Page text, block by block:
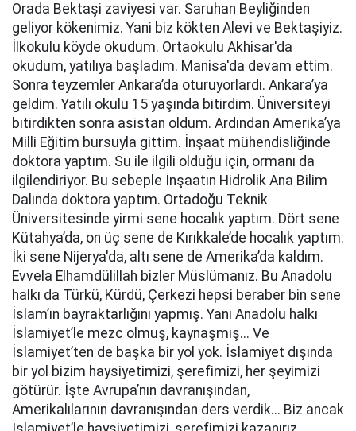
Orada Bektaşi zaviyesi var. Saruhan Beyliğinden
geliyor kökenimiz. Yani biz kökten Alevi ve Bektaşiyiz.
İlkokulu köyde okudum. Ortaokulu Akhisar'da
okudum, yatılıya başladım. Manisa'da devam ettim.
Sonra teyzemler Ankara’da oturuyorlardı. Ankara’ya
geldim. Yatılı okulu 15 yaşında bitirdim. Üniversiteyi
bitirdikten sonra asistan oldum. Ardından Amerika’ya
Milli Eğitim bursuyla gittim. İnşaat mühendisliğinde
doktora yaptım. Su ile ilgili olduğu için, ormanı da
ilgilendiriyor. Bu sebeple İnşaatın Hidrolik Ana Bilim
Dalında doktora yaptım. Ortadoğu Teknik
Üniversitesinde yirmi sene hocalık yaptım. Dört sene
Kütahya’da, on üç sene de Kırıkkale’de hocalık yaptım.
İki sene Nijerya'da, altı sene de Amerika’da kaldım.
Evvela Elhamdülillah bizler Müslümanız. Bu Anadolu
halkı da Türkü, Kürdü, Çerkezi hepsi beraber bin sene
İslam’ın bayraktarlığını yapmış. Yani Anadolu halkı
İslamiyet’le mezc olmuş, kaynaşmış... Ve
İslamiyet’ten de başka bir yol yok. İslamiyet dışında
bir yol bizim haysiyetimizi, şerefimizi, her şeyimizi
götürür. İşte Avrupa’nın davranışından,
Amerikalılarının davranışından ders verdik... Biz ancak